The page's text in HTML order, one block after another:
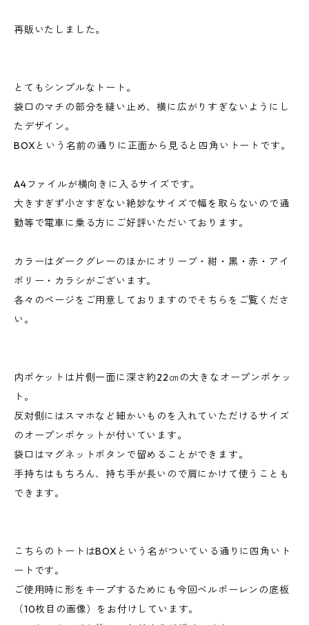
再販いたしました。
とてもシンプルなトート。
袋口のマチの部分を縫い止め、横に広がりすぎないようにし
たデザイン。
BOXという名前の通りに正面から見ると四角いトートです。
A4ファイルが横向きに入るサイズです。
大きすぎず小さすぎない絶妙なサイズで幅を取らないので通
勤等で電車に乗る方にご好評いただいております。
カラーはダークグレーのほかにオリーブ・紺・黒・赤・アイ
ボリー・カラシがございます。
各々のページをご用意しておりますのでそちらをご覧くださ
い。
内ポケットは片側一面に深さ約22㎝の大きなオープンポケッ
ト。
反対側にはスマホなど細かいものを入れていただけるサイズ
のオープンポケットが付いています。
袋口はマグネットボタンで留めることができます。
手持ちはもちろん、持ち手が長いので肩にかけて使うことも
できます。
こちらのトートはBOXという名がついている通りに四角いト
ートです。
ご使用時に形をキープするためにも今回ベルポーレンの底板
（10枚目の画像）をお付けしています。